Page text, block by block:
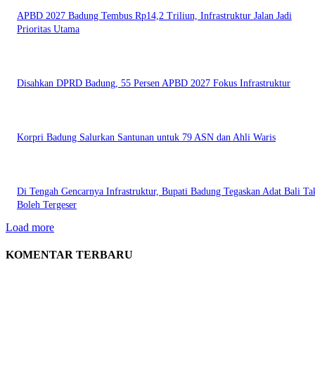
APBD 2027 Badung Tembus Rp14,2 Triliun, Infrastruktur Jalan Jadi
Prioritas Utama
Disahkan DPRD Badung, 55 Persen APBD 2027 Fokus Infrastruktur
Korpri Badung Salurkan Santunan untuk 79 ASN dan Ahli Waris
Di Tengah Gencarnya Infrastruktur, Bupati Badung Tegaskan Adat Bali
Boleh Tergeser
Load more
KOMENTAR TERBARU